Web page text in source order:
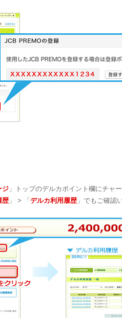
ジ 」トップのデルカポイント欄にチャ
歴 」 > 「 デルカ利用履歴 」でもご確認